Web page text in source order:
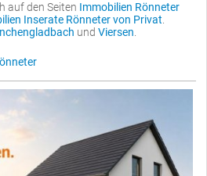
auf den Seiten Immobilien Rönneter
Inserate Rönneter von Privat
und Viersen